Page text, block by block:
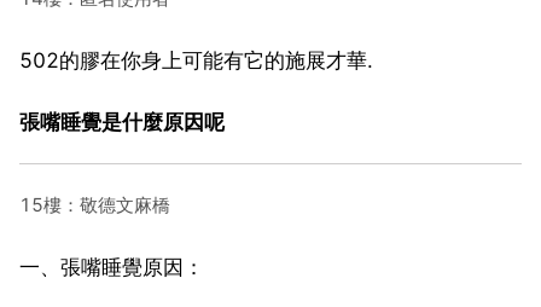
502的膠在你身上可能有它的施展才華.
張嘴睡覺是什麼原因呢
15樓：敬德文麻橋
一、張嘴睡覺原因：